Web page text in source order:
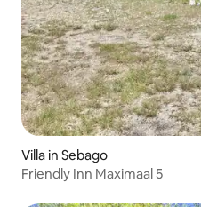
Villa in Sebago
Friendly Inn Maximaal 5